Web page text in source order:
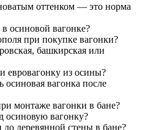
оттенком — это норма
осиновой вагонке?
при покупке вагонки?
башкирская или
из осины?
вагонка после
монтаже вагонки в бане?
осиновую вагонку?
до деревянной стены в бане?